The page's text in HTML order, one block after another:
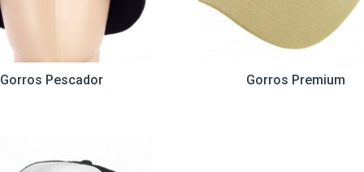
Gorros Pescador Gorros Premium